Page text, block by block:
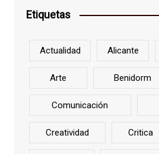
Etiquetas
Actualidad Alicante
Arte Benidorm
Comunicación
Creatividad Critica